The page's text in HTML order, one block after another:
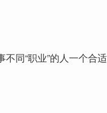
同“职业”的人一个合